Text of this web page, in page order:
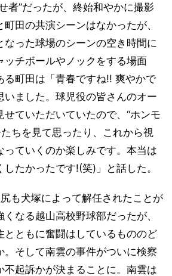
者”だったが、終始和やかに撮影
田の共演シーンはなかったが、
なった球場のシーンの空き時間に
ッチボールやノックをする場面
る町田は「青春ですね!! 爽やかで
いました。球児役の皆さんのオー
せていただいていたので、“ホンモ
ちを見て思ったり、これから視
っていくのか楽しみです。本当は
たかったです!(笑)」と話した。
も犬塚によって解任されたことが
なる越山高校野球部だったが、
とともに奮闘はしているもののど
。そして南雲の事件がついに検察
不起訴かが決まることに。南雲は